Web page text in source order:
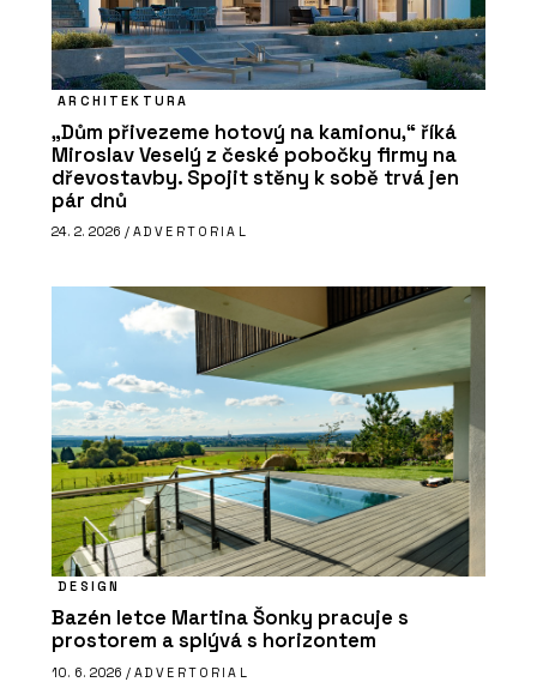
ARCHITEKTURA
„Dům přivezeme hotový na kamionu,“ říká
Miroslav Veselý z české pobočky firmy na
dřevostavby. Spojit stěny k sobě trvá jen
pár dnů
24. 2. 2026 / ADVERTORIAL
DESIGN
Bazén letce Martina Šonky pracuje s
prostorem a splývá s horizontem
10. 6. 2026 / ADVERTORIAL